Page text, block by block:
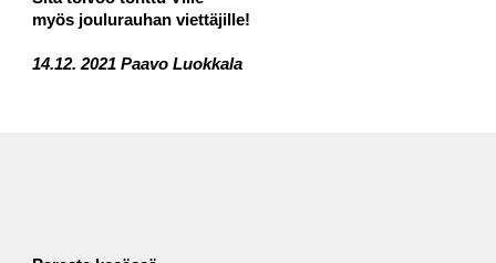
myös joulurauhan viettäjille!
14.12. 2021 Paavo Luokkala